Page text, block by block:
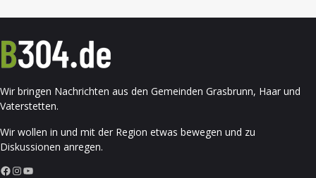
Wir bringen Nachrichten aus den Gemeinden Grasbrunn, Haar und
Vaterstetten.
Wir wollen in und mit der Region etwas bewegen und zu
Diskussionen anregen.
Facebook InstagramYouTube